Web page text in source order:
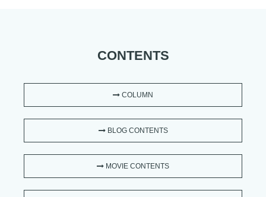
CONTENTS
COLUMN
BLOG CONTENTS
MOVIE CONTENTS